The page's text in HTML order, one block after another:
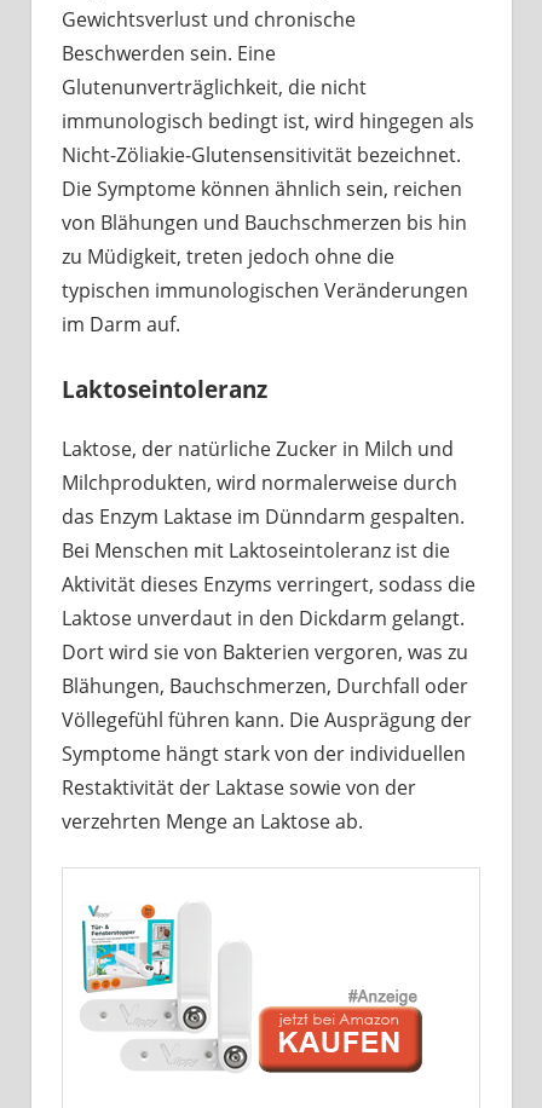
Gewichtsverlust und chronische
Beschwerden sein. Eine
Glutenunverträglichkeit, die nicht
immunologisch bedingt ist, wird hingegen als
Nicht-Zöliakie-Glutensensitivität bezeichnet.
Die Symptome können ähnlich sein, reichen
von Blähungen und Bauchschmerzen bis hin
zu Müdigkeit, treten jedoch ohne die
typischen immunologischen Veränderungen
im Darm auf.
Laktoseintoleranz
Laktose, der natürliche Zucker in Milch und
Milchprodukten, wird normalerweise durch
das Enzym Laktase im Dünndarm gespalten.
Bei Menschen mit Laktoseintoleranz ist die
Aktivität dieses Enzyms verringert, sodass die
Laktose unverdaut in den Dickdarm gelangt.
Dort wird sie von Bakterien vergoren, was zu
Blähungen, Bauchschmerzen, Durchfall oder
Völlegefühl führen kann. Die Ausprägung der
Symptome hängt stark von der individuellen
Restaktivität der Laktase sowie von der
verzehrten Menge an Laktose ab.